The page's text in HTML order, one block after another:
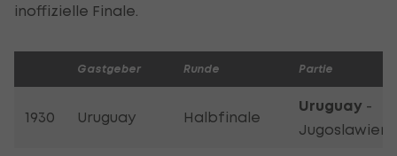
inoffizielle Finale.
Gastgeber Runde Partie
1930 Uruguay Halbfinale
Uruguay -